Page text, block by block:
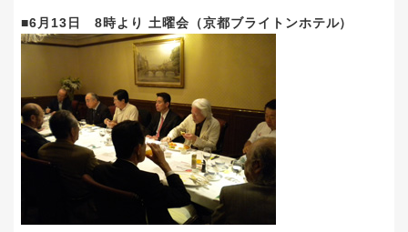
■6月13日 8時より 土曜会（京都ブライトンホテル）